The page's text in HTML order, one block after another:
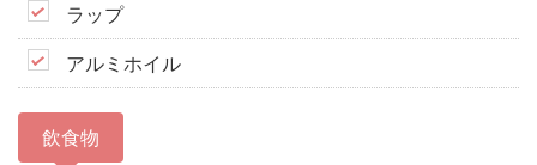
ラップ
アルミホイル
飲食物